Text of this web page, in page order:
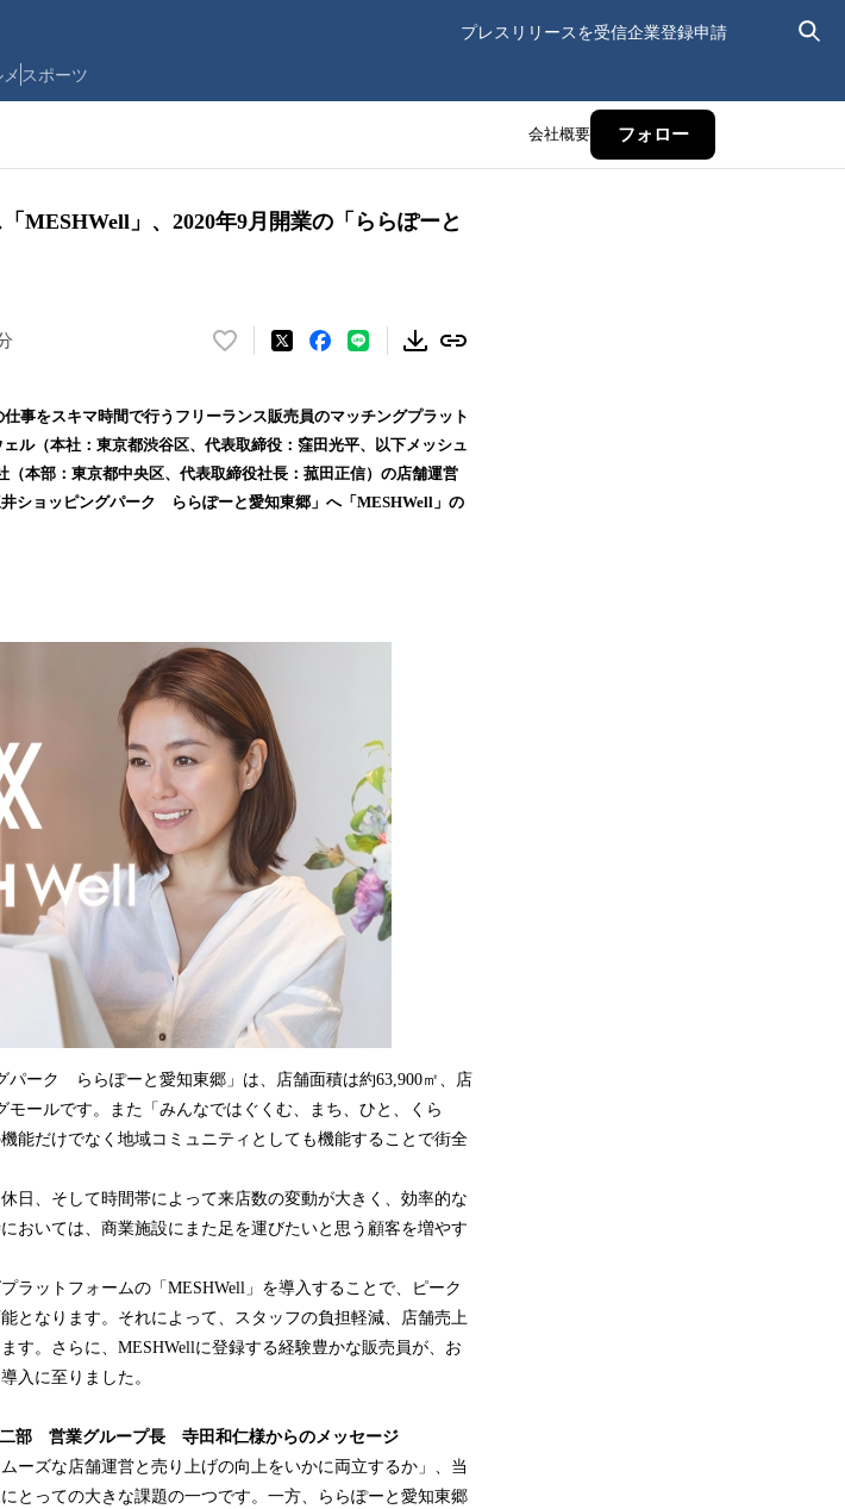
プレスリリースを受信企業登録申請
スポーツ
会社概要 フォロー
MESHWell」、2020年9月開業の「ららぽーと
い
！
数
を
読
す
事をスキマ時間で行うフリーランス販売員のマッチングプラット
ル（本社：東京都渋谷区、代表取締役：窪田光平、以下メッシュ
（本部：東京都中央区、代表取締役社長：菰田正信）の店舗運営
ショッピングパーク ららぽーと愛知東郷」へ「MESHWell」の
パーク ららぽーと愛知東郷」は、店舗面積は約63,900㎡、店
ールです。また「みんなではぐくむ、まち、ひと、くら
能だけでなく地域コミュニティとしても機能することで街全
日、そして時間帯によって来店数の変動が大きく、効率的な
おいては、商業施設にまた足を運びたいと思う顧客を増やす
ラットフォームの「MESHWell」を導入することで、ピーク
となります。それによって、スタッフの負担軽減、店舗売上
す。さらに、MESHWellに登録する経験豊かな販売員が、お
入に至りました。
部 営業グループ長 寺田 和仁様からのメッセージ
ーズな店舗運営と売り上げの向上をいかに両立するか」、当
とっての大きな課題の一つです。一方、ららぽーと愛知東郷